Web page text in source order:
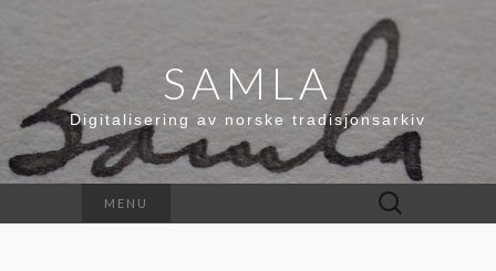
SAMLA
Digitalisering av norske tradisjonsarkiv
MENU
Leit
etter: